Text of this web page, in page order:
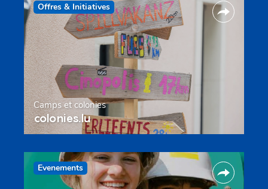
Offres & Initiatives
Camps et colonies
colonies.lu
Evenements